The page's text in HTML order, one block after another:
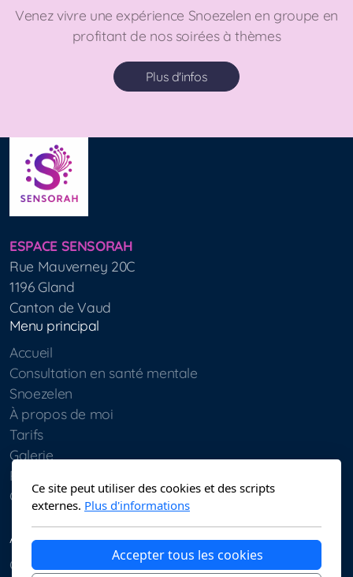
Venez vivre une expérience Snoezelen en groupe en
profitant de nos soirées à thèmes
Plus d'infos
ESPACE SENSORAH
Rue Mauverney 20C
1196 Gland
Canton de Vaud
Menu principal
Accueil
Consultation en santé mentale
Snoezelen
À propos de moi
Tarifs
Galerie
Ressources
Contact
Aspects légaux
Conditions d'utilisation
Ce site peut utiliser des cookies et des scripts
externes. Plus d'informations
Accepter tous les cookies